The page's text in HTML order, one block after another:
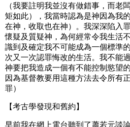
（我要註明我並沒有做錯事，而老
矩如此），我當時認為是神因為我
在神，收取也在神）。我深深陷入
懷疑及質疑神，為何經常令我生活
識到及確定我不可能成為一個標準
次又一次認罪悔改的生活。我不能
神要把我造成一個有不能控制慾望
因為基督教要用這種方法去令所有
罪）
【考古學發現和舊約】
早前我在網上電台聽到了蕭若元談